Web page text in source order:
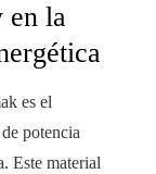
en la
es el
potencia
Este material